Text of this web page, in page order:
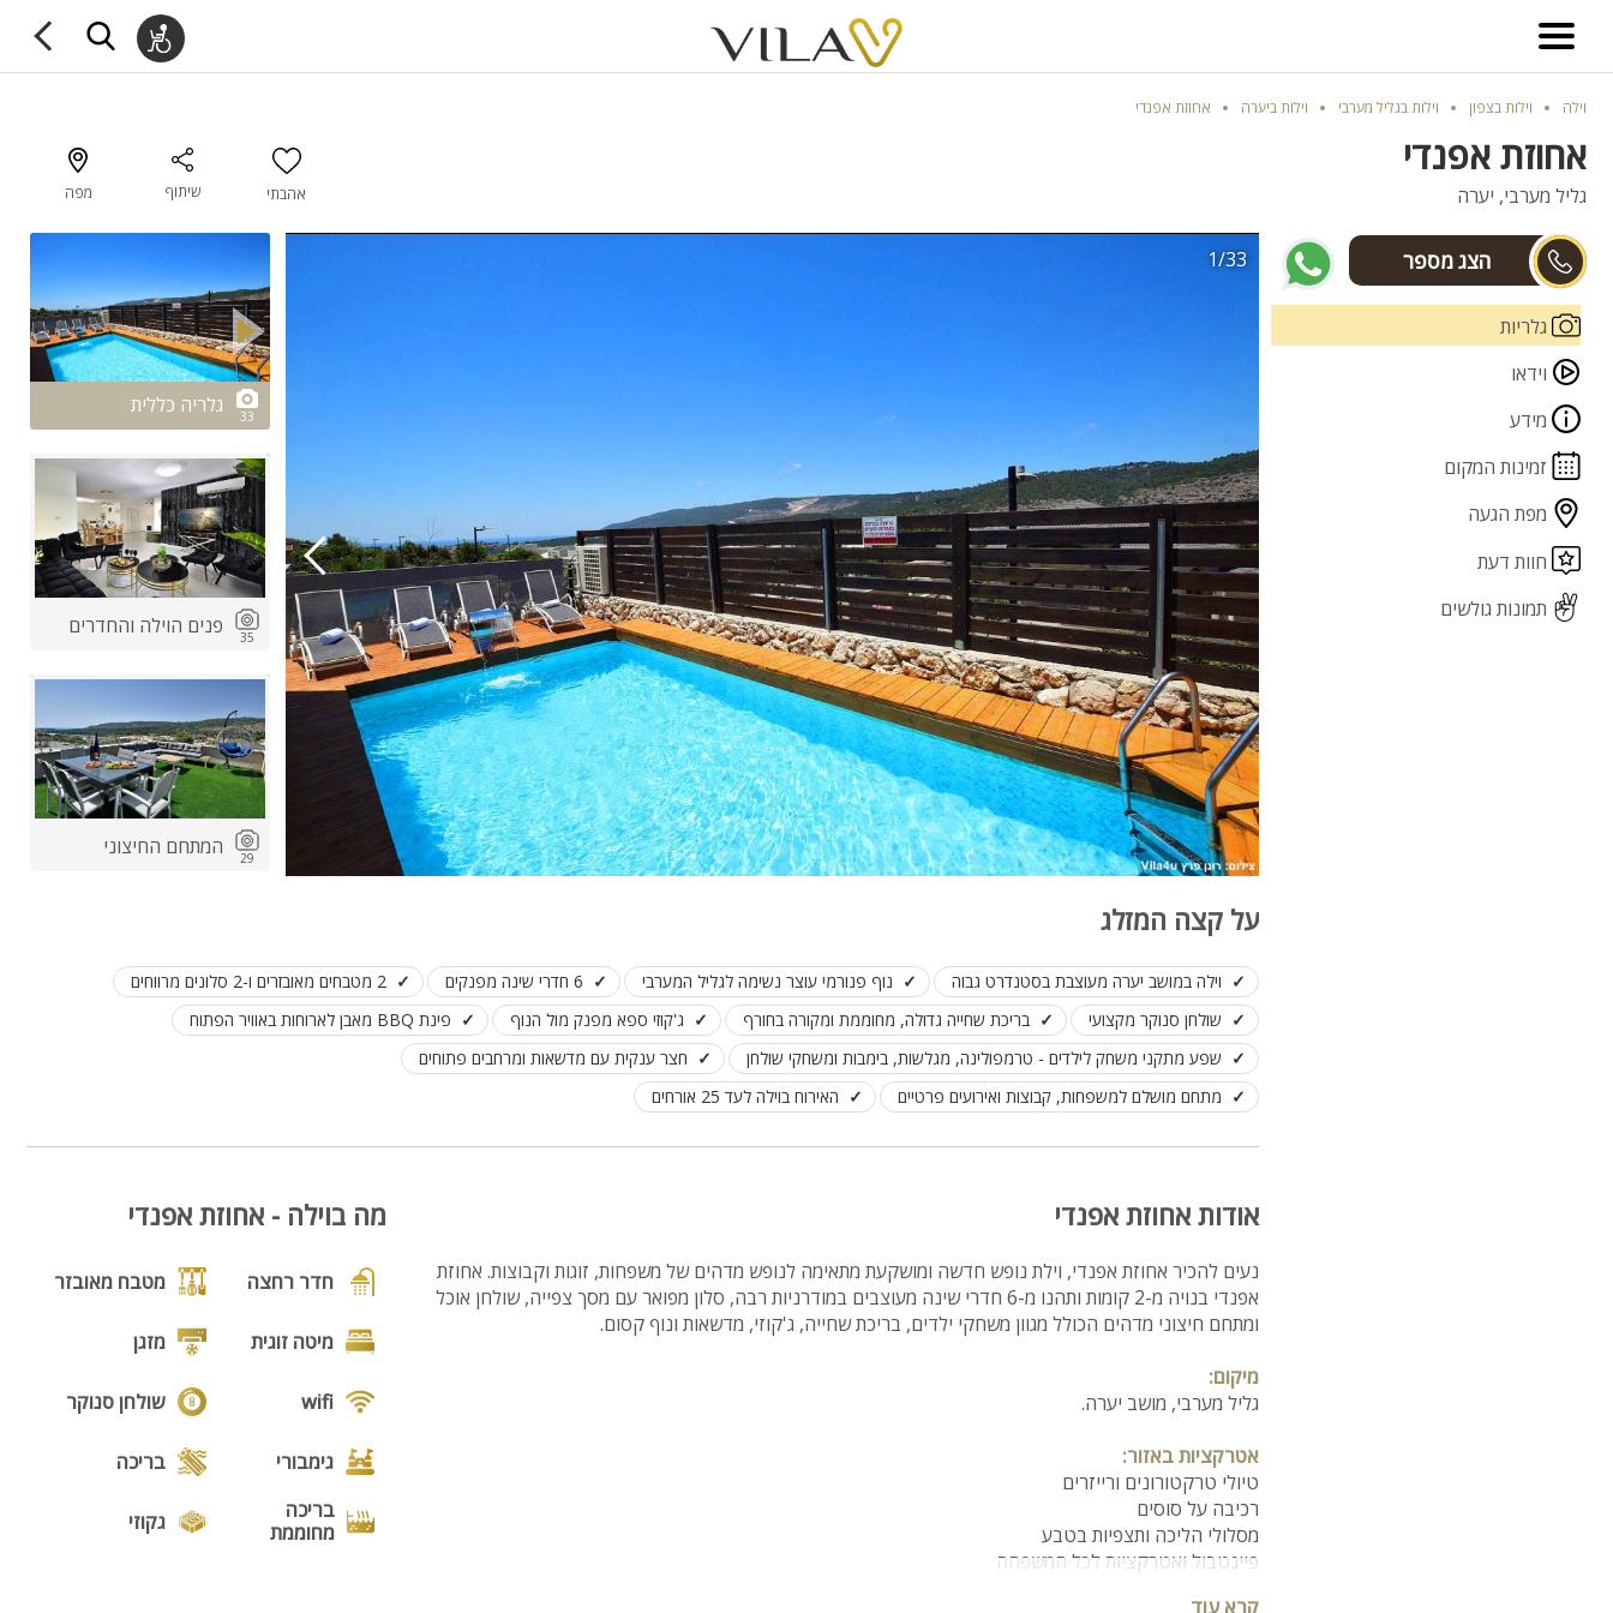
וילה וילות בצפון וילות בגליל מערבי וילות ביערה אחוזת אפנדי
אחוזת אפנדי
גליל מערבי, יערה אהבתי שיתוף מפה
בת חן
גלריות
וידאו
מידע
זמינות המקום
מפת הגעה
חוות דעת
תמונות גולשים
1/33
33 גלריה כללית
35 פנים הוילה והחדרים
29 המתחם החיצוני
פינוקים מאחוזת אפנדי
על קצה המזלג
וילה במושב יערה מעוצבת בסטנדרט גבוה נוף פנורמי עוצר נשימה לגליל המערבי 6 חדרי שינה מפנקים
2 מטבחים מאובזרים ו-2 סלונים מרווחים
שולחן סנוקר מקצועי
בריכת שחייה גדולה, מחוממת ומקורה בחורף ג'קוזי ספא מפנק מול הנוף
פינת BBQ מאבן לארוחות באוויר הפתוח
שפע מתקני משחק לילדים - טרמפולינה, מגלשות, בימבות ומשחקי שולחן
חצר ענקית עם מדשאות ומרחבים פתוחים
מתחם מושלם למשפחות, קבוצות ואירועים פרטיים
האירוח בוילה לעד 25 אורחים
אודות אחוזת אפנדי
נעים להכיר אחוזת אפנדי, וילת נופש חדשה ומושקעת מתאימה לנופש מדהים של משפחות, זוגות וקבוצות. אחוזת
אפנדי בנויה מ-2 קומות ותהנו מ-6 חדרי שינה מעוצבים במודרניות רבה, סלון מפואר עם מסך צפייה, שולחן אוכל
ומתחם חיצוני מדהים הכולל מגוון משחקי ילדים, בריכת שחייה, ג'קוזי, מדשאות ונוף קסום.
מיקום:
גליל מערבי, מושב יערה.
אטרקציות באזור:
טיולי טרקטורונים ורייזרים
רכיבה על סוסים
מסלולי הליכה ותצפיות בטבע
פיינטבול ואטרקציות לכל המשפחה
קרא עוד
מה בוילה - אחוזת אפנדי
חדר רחצה מטבח מאובזר
מיטה זוגית מזגן
wifi שולחן סנוקר
גימבורי
בריכה
בריכה
מחוממת
גקוזי